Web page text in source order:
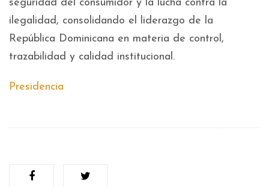
seguridad del consumidor y la lucha contra la
ilegalidad, consolidando el liderazgo de la
República Dominicana en materia de control,
trazabilidad y calidad institucional.
Presidencia